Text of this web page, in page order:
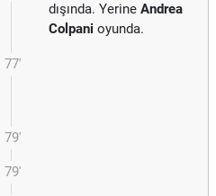
dışında. Yerine Andrea
Colpani oyunda.
77'
79'
79'